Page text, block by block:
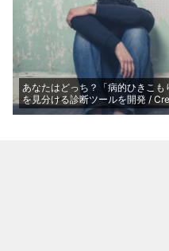
あなたはどっち？「病的ひきこも
を見分ける診断ツールを開発 /